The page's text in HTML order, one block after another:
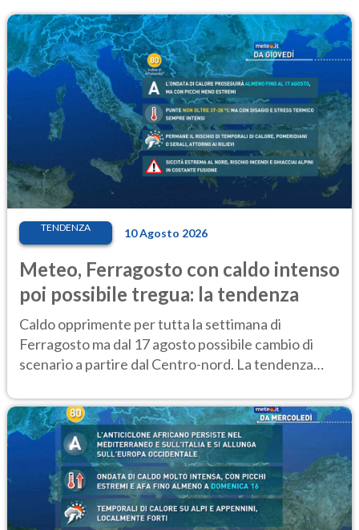
TENDENZA 10 Agosto 2026
Meteo, Ferragosto con caldo intenso
poi possibile tregua: la tendenza
Caldo opprimente per tutta la settimana di
Ferragosto ma dal 17 agosto possibile cambio di
scenario a partire dal Centro-nord. La tendenza